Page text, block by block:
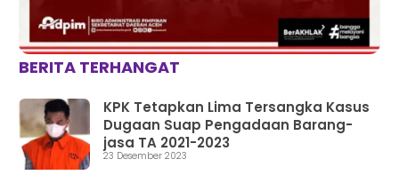
BERITA TERHANGAT
KPK Tetapkan Lima Tersangka Kasus
Dugaan Suap Pengadaan Barang-
jasa TA 2021-2023
23 Desember 2023